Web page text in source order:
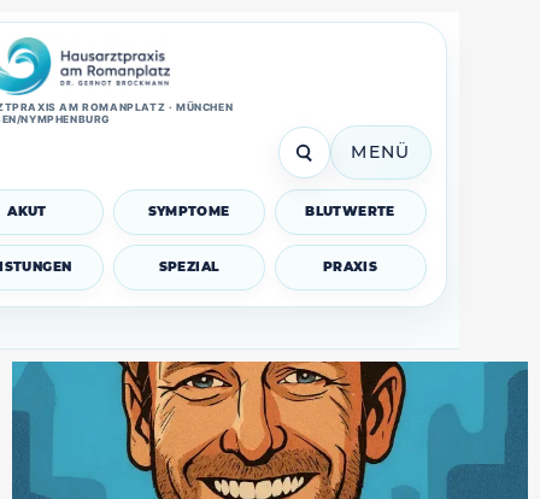
AM ROMANPLATZ · MÜNCHEN
NYMPHENBURG
AKUT SYMPTOME BLUTWERTE
SPEZIAL PRAXIS
MENÜ
Zähneknirschen